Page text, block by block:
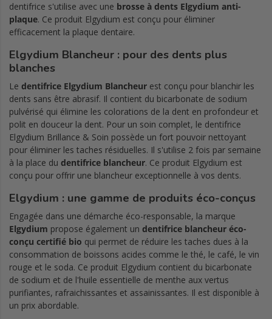
dentifrice s'utilise avec une brosse à dents Elgydium anti-
plaque. Ce produit Elgydium est conçu pour éliminer
efficacement la plaque dentaire.
Elgydium Blancheur : pour des dents plus
blanches
Le dentifrice Elgydium Blancheur est conçu pour blanchir les
dents sans être abrasif. Il contient du bicarbonate de sodium
pulvérisé qui élimine les colorations de la dent en profondeur et
polit en douceur la dent. Pour un soin complet, le dentifrice
Elgydium Brillance & Soin possède un fort pouvoir nettoyant
pour éliminer les taches résiduelles. Il s'utilise 2 fois par semaine
à la place du dentifrice blancheur. Ce produit Elgydium est
conçu pour offrir une blancheur exceptionnelle à vos dents.
Elgydium : une gamme de produits éco-conçus
Engagée dans une démarche éco-responsable, la marque
Elgydium propose également un dentifrice blancheur éco-
conçu certifié bio qui permet de réduire les taches dues à la
consommation de boissons acides comme le thé, le café, le vin
rouge et le soda. Ce produit Elgydium contient du bicarbonate
de sodium et de l'huile essentielle de menthe aux vertus
purifiantes, rafraichissantes et assainissantes. Il est disponible à
un prix abordable.